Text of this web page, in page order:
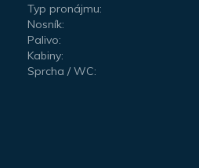
Typ pronájmu:
Nosník:
Palivo:
Kabiny:
Sprcha / WC: